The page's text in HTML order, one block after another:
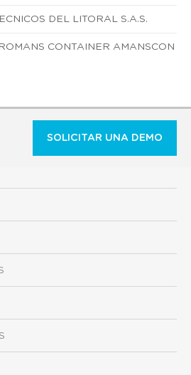
DEL LITORAL S.A.S.
CONTAINER AMANSCON
SOLICITAR UNA DEMO